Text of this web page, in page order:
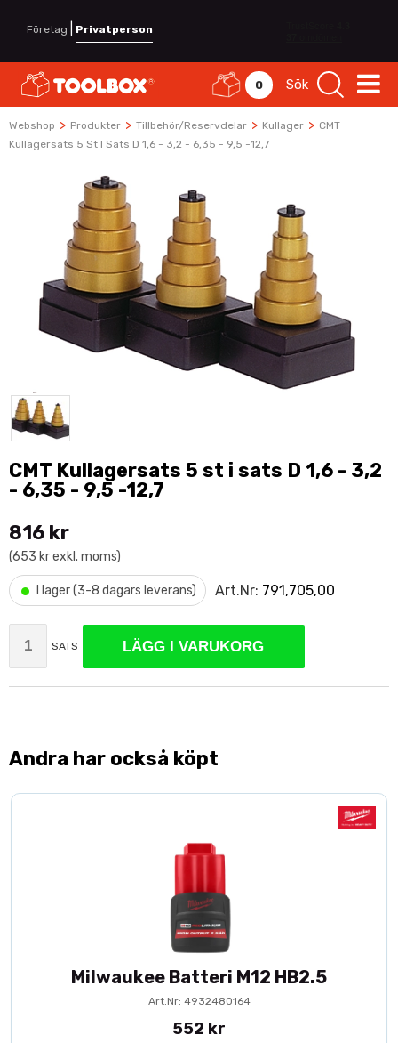
Företag Privatperson
0 Sök
Webshop > Produkter > Tillbehör/Reservdelar > Kullager > CMT
Kullagersats 5 St I Sats D 1,6 - 3,2 - 6,35 - 9,5 -12,7
CMT Kullagersats 5 st i sats D 1,6 - 3,2
- 6,35 - 9,5 -12,7
816 kr
(653 kr exkl. moms)
• I lager (3-8 dagars leverans) Art.Nr: 791,705,00
SATS LÄGG I VARUKORG
Andra har också köpt
Milwaukee Batteri M12 HB2.5
Art.Nr: 4932480164
552 kr